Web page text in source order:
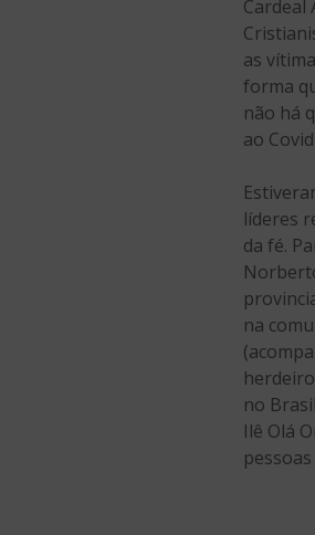
Cardeal
as
forma
não há
ao
líderes
da fé.
na
no
Ilê Olá